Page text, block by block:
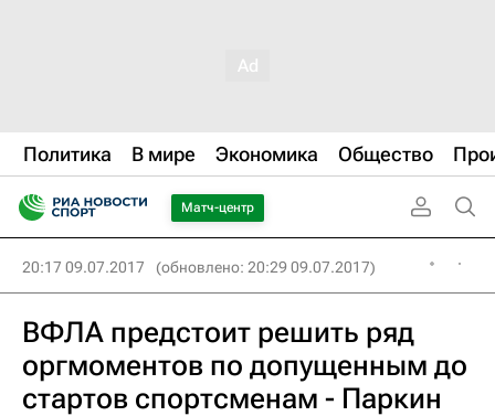
Политика В мире Экономика Общество
Матч-центр
20:17 09.07.2017 (обновлено: 20:29 09.07.2017)
ВФЛА предстоит решить ряд
оргмоментов по допущенным до
стартов спортсменам - Паркин